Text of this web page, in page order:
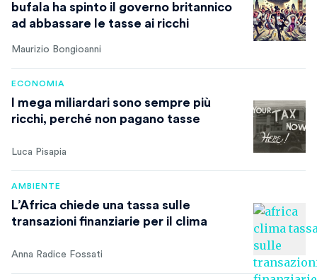
bufala ha spinto il governo britannico
ad abbassare le tasse ai ricchi
Maurizio Bongioanni
ECONOMIA
I mega miliardari sono sempre più
ricchi, perché non pagano tasse
Luca Pisapia
AMBIENTE
L’Africa chiede una tassa sulle
transazioni finanziarie per il clima
Anna Radice Fossati